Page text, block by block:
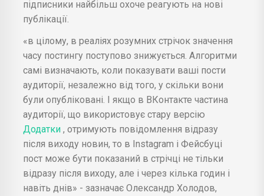
підписники найбільш охоче реагують на нові
публікації.
«в цілому, в реаліях розумних стрічок значення
часу постингу поступово знижується. Алгоритми
самі визначають, коли показувати ваші пости
аудиторії, незалежно від того, у скільки вони
були опубліковані. І якщо в ВКонтакте частина
аудиторії, що використовує стару версію
Додатки , отримують повідомлення відразу
після виходу новин, то в Instagram і Фейсбуці
пост може бути показаний в стрічці не тільки
відразу після виходу, але і через кілька годин і
навіть днів» - зазначає Олександр Холодов,